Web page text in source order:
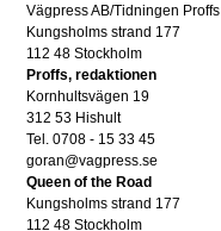
Vägpress AB/Tidningen Proffs
Kungsholms strand 177
112 48 Stockholm
Proffs, redaktionen
Kornhultsvägen 19
312 53 Hishult
Tel. 0708 - 15 33 45
goran@vagpress.se
Queen of the Road
Kungsholms strand 177
112 48 Stockholm